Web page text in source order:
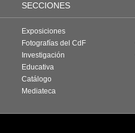
SECCIONES
Exposiciones
Fotografías del CdF
Investigación
Educativa
Catálogo
Mediateca